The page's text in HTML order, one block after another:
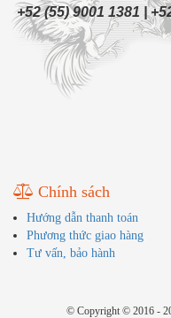
+52 (55) 9001 1381 |
Chính sách
Hướng dẫn thanh toán
Phương thức giao hàng
Tư vấn, bảo hành
© Copyright © 2016 -